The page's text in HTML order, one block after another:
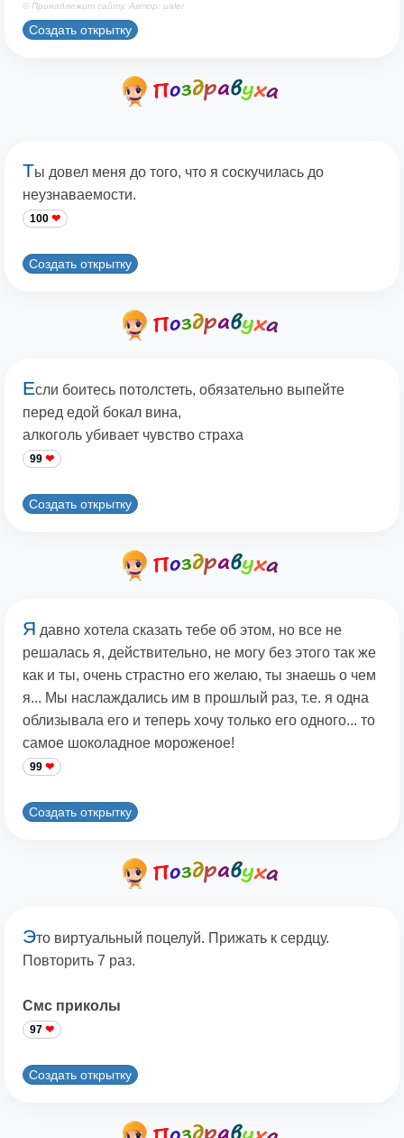
© Принадлежит сайту. Автор: ualer
Создать открытку
Ты довел меня до того, что я соскучилась до
неузнаваемости.
100
Создать открытку
Если боитесь потолстеть, обязательно выпейте
перед едой бокал вина,
алкоголь убивает чувство страха
99
Создать открытку
Я давно хотела сказать тебе об этом, но все не
решалась я, действительно, не могу без этого так же
как и ты, очень страстно его желаю, ты знаешь о чем
я... Мы наслаждались им в прошлый раз, т.е. я одна
облизывала его и теперь хочу только его одного... то
самое шоколадное мороженое!
99
Создать открытку
Это виртуальный поцелуй. Прижать к сердцу.
Повторить 7 раз.
Смс приколы
97
Создать открытку